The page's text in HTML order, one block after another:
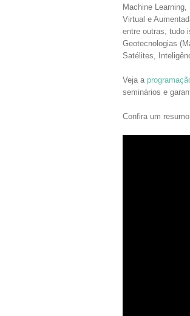
Machine
Virtual e
entre outras, tudo
Geotecnologias
Satélites,
Veja a
seminários e
Confira um